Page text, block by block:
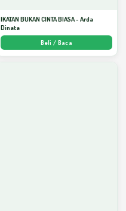
IKATAN BUKAN CINTA BIASA - Arda
Dinata
Beli / Baca